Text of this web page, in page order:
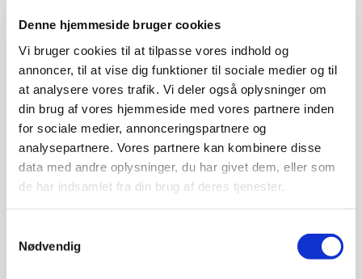
Denne hjemmeside bruger cookies
Vi bruger cookies til at tilpasse vores indhold og
annoncer, til at vise dig funktioner til sociale medier og til
at analysere vores trafik. Vi deler også oplysninger om
din brug af vores hjemmeside med vores partnere inden
for sociale medier, annonceringspartnere og
analysepartnere. Vores partnere kan kombinere disse
data med andre oplysninger, du har givet dem, eller som
de har indsamlet fra din brug af deres tjenester.
Nødvendig
Marstal Søfartsmuseum, ph.d.
Entré: 50 kr. Billetter købes ved indgangen.
Marstal er kendt for sejlskibssøfarten, som
kulminerede i 1800-tallet og begyndelsen af 1900-
tallet. På den tid var dampskibene i fuld gang med
at erobre fragtmarkedet, men marstallerne havde –
for at opnå indtægter ad vandvejen. Konkurrencen
var hård, og marstallerne måtte hele tiden sejle